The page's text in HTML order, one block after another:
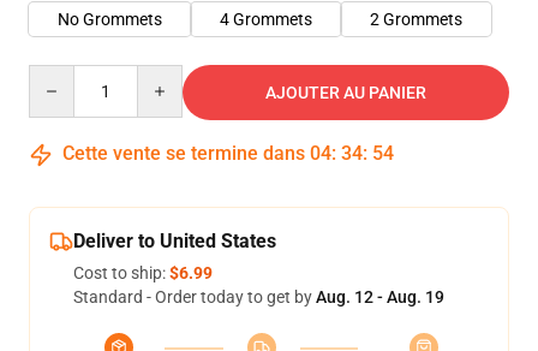
No Grommets
4 Grommets 2 Grommets
AJOUTER AU PANIER
Cette vente se termine dans 04: 34: 54
Deliver to United States
Cost to ship:$6.99
Standard - Order today to get byAug. 12 - Aug. 19